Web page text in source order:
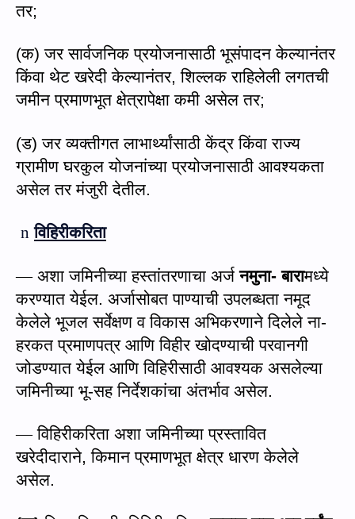
तर;
(क) जर सार्वजनिक प्रयोजनासाठी भूसंपादन केल्यानंतर
किंवा थेट खरेदी केल्यानंतर,शिल्लक राहिलेली लगतची
जमीन प्रमाणभूत क्षेत्रापेक्षा कमी असेल तर;
(ड) जर व्यक्तीगत लाभार्थ्यांसाठी केंद्र किंवा राज्य
ग्रामीण घरकुल योजनांच्या प्रयोजनासाठी आवश्यकता
असेल तरमंजुरी देतील.
n विहिरीकरिता
— अशा जमिनीच्या हस्तांतरणाचा अर्जनमुना- बारामध्ये
करण्यात येईल. अर्जासोबत पाण्याची उपलब्धता नमूद
केलेले भूजल सर्वेक्षण व विकास अभिकरणाने दिलेले ना-
हरकत प्रमाणपत्र आणि विहीर खोदण्याची परवानगी
जोडण्यात येईल आणि विहिरीसाठी आवश्यक असलेल्या
जमिनीच्या भू-सह निर्देशकांचा अंतर्भाव असेल.
— विहिरीकरिता अशा जमिनीच्या प्रस्तावित
खरेदीदाराने,किमान प्रमाणभूत क्षेत्र धारण केलेले
असेल.